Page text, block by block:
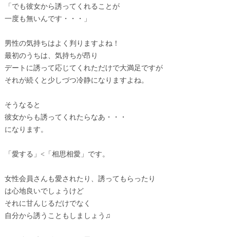
「でも彼女から誘ってくれることが
一度も無いんです・・・」
男性の気持ちはよく判りますよね！
最初のうちは、気持ちが昂り
デートに誘って応じてくれただけで大満足ですが
それが続くと少しづつ冷静になりますよね。
そうなると
彼女からも誘ってくれたらなあ・・・
になります。
「愛する」<「相思相愛」です。
女性会員さんも愛されたり、誘ってもらったり
は心地良いでしょうけど
それに甘んじるだけでなく
自分から誘うこともしましょう♫